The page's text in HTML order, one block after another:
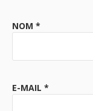
NOM *
E-MAIL *